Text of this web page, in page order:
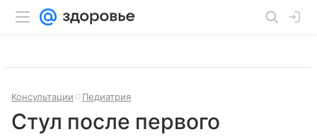
Консультации Педиатрия
Стул после первого